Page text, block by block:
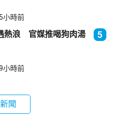
5小時前
熱浪 官媒推喝狗肉湯
5
小時前
聞